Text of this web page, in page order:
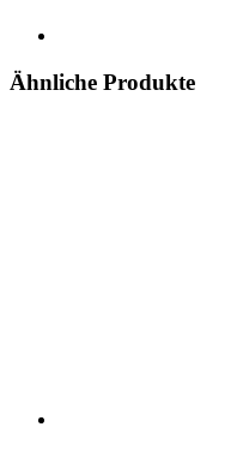
Ähnliche Produkte